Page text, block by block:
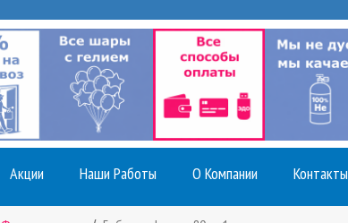
Акции Наши Работы О Компании Контакты